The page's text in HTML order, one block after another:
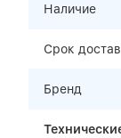
Наличие
Срок
Бренд